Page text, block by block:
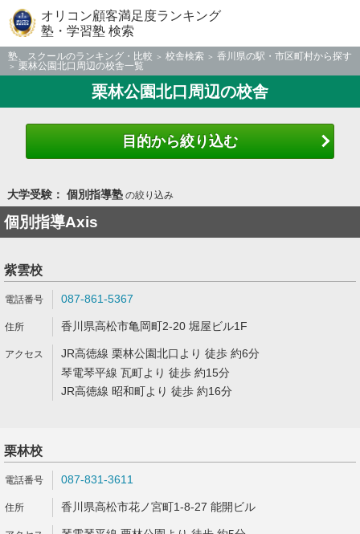
オリコン顧客満足度ランキング
塾・学習塾 検索
塾、スクールのランキング・比較 校舎検索
香川県の駅・市区町村から探す
栗林公園北口周辺の校舎一覧
栗林公園北口周辺の校舎
目的から絞り込む
大学受験： 個別指導塾の絞り込み
個別指導Axis
紫雲校
087-861-5367
香川県高松市亀岡町2-20 堀屋ビル1F
JR高徳線 栗林公園北口より 徒歩 約6分
琴電琴平線 瓦町より 徒歩 約15分
JR高徳線 昭和町より 徒歩 約16分
栗林校
087-831-3611
香川県高松市花ノ宮町1-8-27 能開ビル